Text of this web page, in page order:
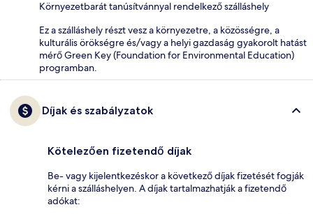
Környezetbarát tanúsítvánnyal rendelkező szálláshely
Ez a szálláshely részt vesz a környezetre, a közösségre, a
kulturális örökségre és/vagy a helyi gazdaság gyakorolt hatást
mérő Green Key (Foundation for Environmental Education)
programban.
Díjak és szabályzatok
Kötelezően fizetendő díjak
Be- vagy kijelentkezéskor a következő díjak fizetését fogják
kérni a szálláshelyen. A díjak tartalmazhatják a fizetendő
adókat: